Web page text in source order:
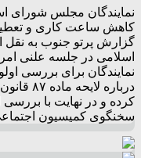
نمایندگان مجلس شورای
گزارش پرتو جنوب به نقل
اسلامی در جلسه علنی
نمایندگان برای بررسی
درباره
کرده و در نهایت با بررسی
سخنگوی کمیسیون